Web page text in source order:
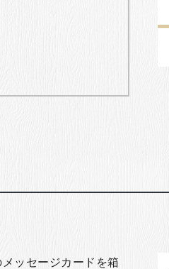
ッセージカードを箱